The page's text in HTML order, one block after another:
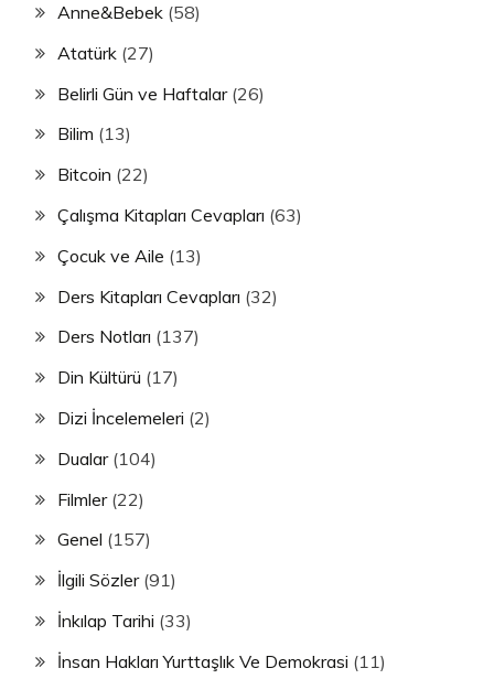
Anne&Bebek (58)
Atatürk (27)
Belirli Gün ve Haftalar(26)
Bilim (13)
Bitcoin (22)
Çalışma Kitapları Cevapları (63)
Çocuk ve Aile (13)
Ders Kitapları Cevapları (32)
Ders Notları (137)
Din Kültürü (17)
Dizi İncelemeleri (2)
Dualar(104)
Filmler(22)
Genel (157)
İlgili Sözler(91)
İnkılap Tarihi (33)
İnsan Hakları Yurttaşlık Ve Demokrasi (11)